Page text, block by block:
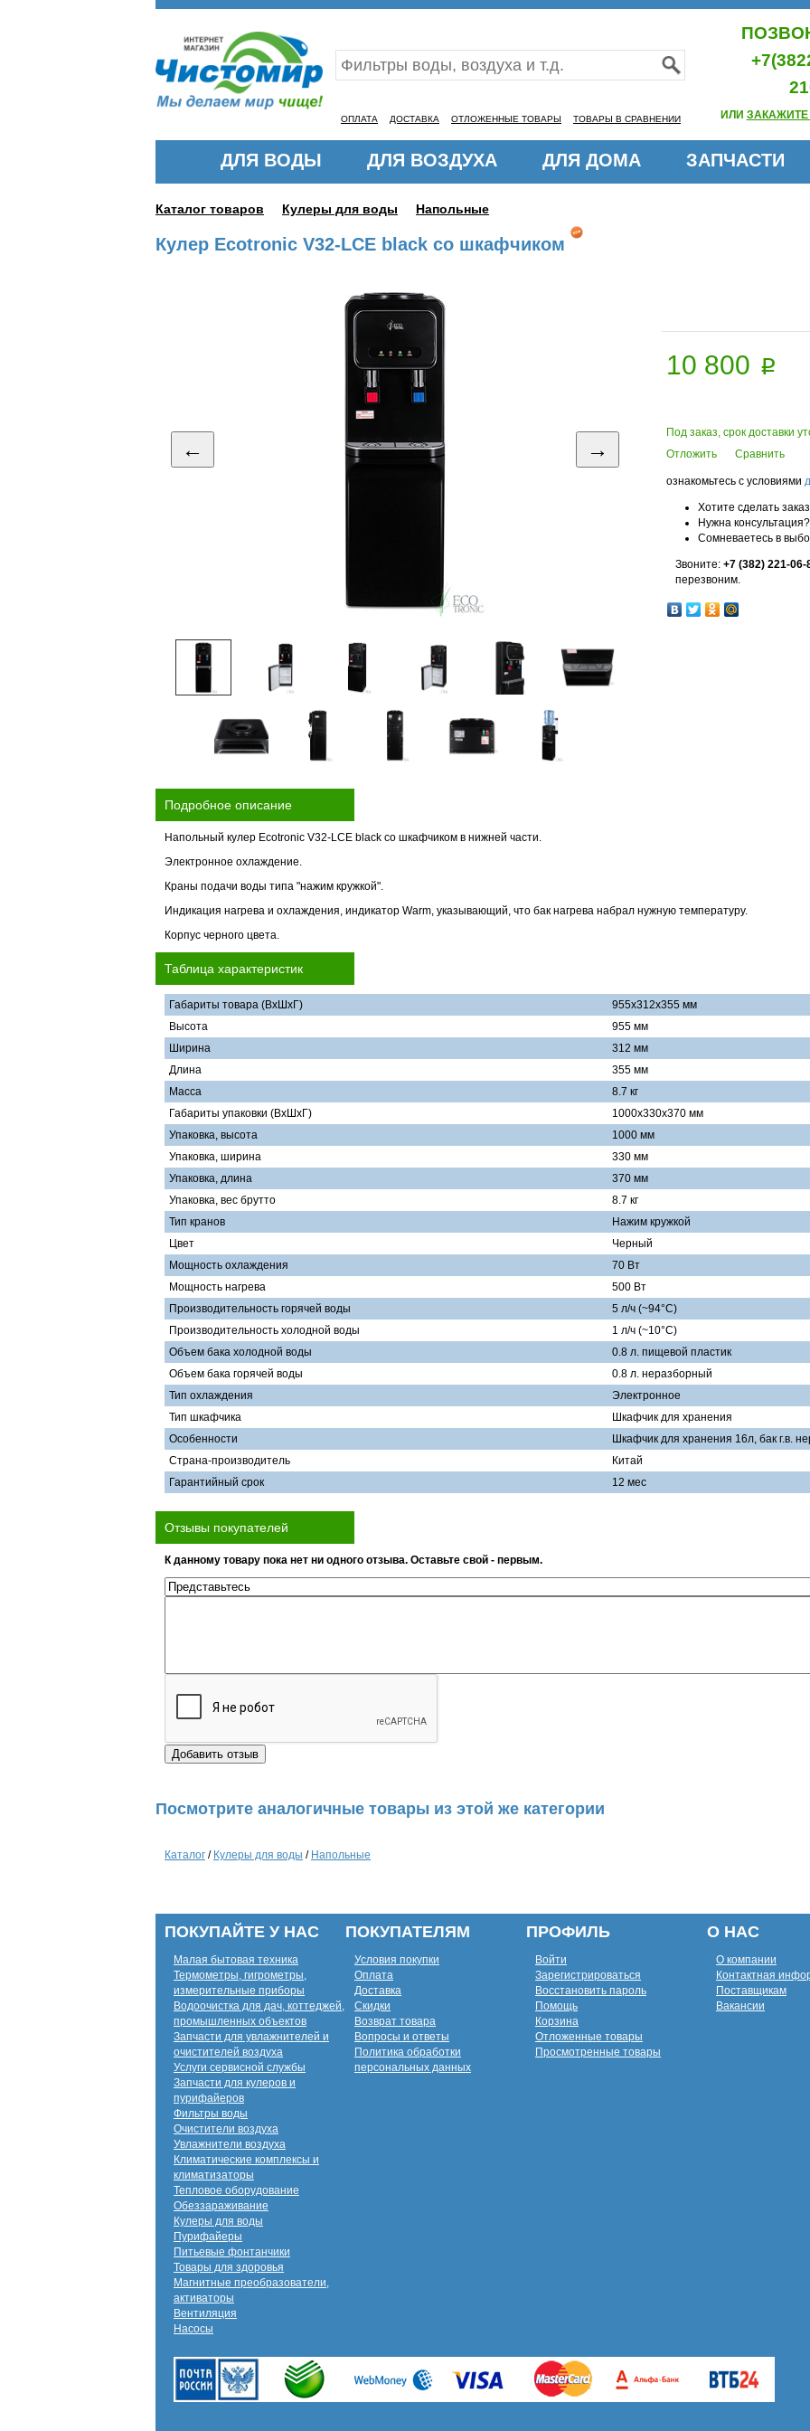
ОПЛАТА ДОСТАВКА ОТЛОЖЕННЫЕ ТОВАРЫ ТОВАРЫ В СРАВНЕНИИ ИЛИ
ДЛЯ ВОДЫ ДЛЯ ВОЗДУХА ДЛЯ ДОМА ЗАПЧАСТИ
Каталог товаров Кулеры для воды Напольные
Кулер Ecotronic V32-LCE black со шкафчиком
← →
10 800 p
Под заказ, срок доставки
Отложить
Сравнить
ознакомьтесь с условиями
Хотите сделать
Нужна консультация?
Сомневаетесь в
Звоните: +7 (382) 221-06-
перезвоним.
Подробное описание
Напольный кулер Ecotronic V32-LCE black со шкафчиком в нижней части.
Электронное охлаждение.
Краны подачи воды типа "нажим кружкой".
Индикация нагрева и охлаждения, индикатор Warm, указывающий, что бак нагрева набрал нужную температуру.
Корпус черного цвета.
Таблица характеристик
Габариты товара (ВхШхГ)
955x312x355 мм
Высота
955 мм
Ширина
312 мм
Длина
355 мм
Масса
8.7 кг
Габариты упаковки (ВхШхГ)
1000x330x370 мм
Упаковка, высота
1000 мм
Упаковка, ширина
330 мм
Упаковка, длина
370 мм
Упаковка, вес брутто
8.7 кг
Тип кранов
Нажим кружкой
Цвет
Черный
Мощность охлаждения
70 Вт
Мощность нагрева
500 Вт
Производительность горячей воды
5 л/ч (~94°C)
Производительность холодной воды
1 л/ч (~10°C)
Объем бака холодной воды
0.8 л. пищевой пластик
Объем бака горячей воды
0.8 л. неразборный
Тип охлаждения
Электронное
Тип шкафчика
Шкафчик для хранения
Особенности
Шкафчик для хранения 16л, бак г.в.
Страна-производитель
Китай
Гарантийный срок
12 мес
Отзывы покупателей
К данному товару пока нет ни одного отзыва. Оставьте свой - первым.
Посмотрите аналогичные товары из этой же категории
Каталог / Кулеры для воды / Напольные
ПОКУПАЙТЕ У НАС
Малая бытовая техника
Термометры, гигрометры,
измерительные приборы
Водоочистка для дач, коттеджей,
промышленных объектов
Запчасти для увлажнителей и
очистителей воздуха
Услуги сервисной службы
Запчасти для кулеров и
пурифайеров
Фильтры воды
Очистители воздуха
Увлажнители воздуха
Климатические комплексы и
климатизаторы
Тепловое оборудование
Обеззараживание
Кулеры для воды
Пурифайеры
Питьевые фонтанчики
Товары для здоровья
Магнитные преобразователи,
активаторы
Вентиляция
Насосы
ПОКУПАТЕЛЯМ
Условия покупки
Оплата
Доставка
Скидки
Возврат товара
Вопросы и ответы
Политика обработки
персональных данных
ПРОФИЛЬ
Войти
Зарегистрироваться
Восстановить пароль
Помощь
Корзина
Отложенные товары
Просмотренные товары
О НАС
О компании
Контактная
Поставщикам
Вакансии